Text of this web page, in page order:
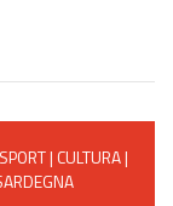
SPORT| CULTURA|